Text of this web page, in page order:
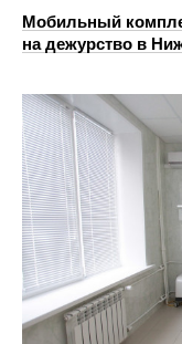
Мобильный
на дежурство в